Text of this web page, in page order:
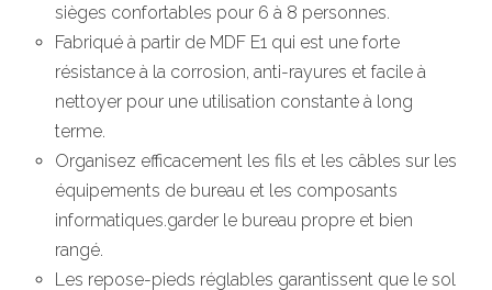
sièges confortables pour 6 à 8 personnes.
Fabriqué à partir de MDF E1 qui est une forte
résistance à la corrosion, anti-rayures et facile à
nettoyer pour une utilisation constante à long
terme.
Organisez efficacement les fils et les câbles sur les
équipements de bureau et les composants
informatiques.garder le bureau propre et bien
rangé.
Les repose-pieds réglables garantissent que le sol